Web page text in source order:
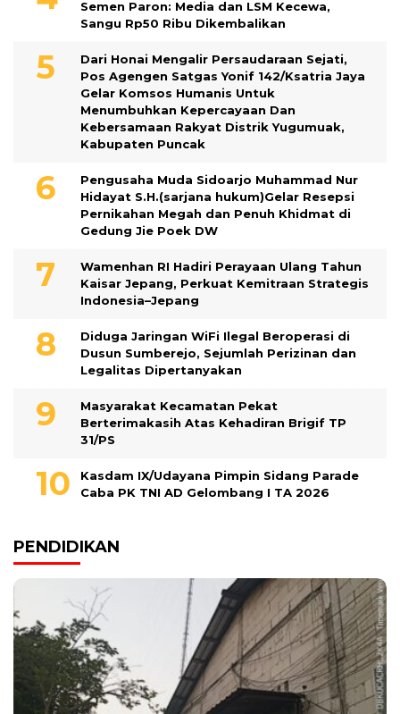
Semen Paron: Media dan LSM Kecewa,
Sangu Rp50 Ribu Dikembalikan
Dari Honai Mengalir Persaudaraan Sejati,
Pos Agengen Satgas Yonif 142/Ksatria Jaya
Gelar Komsos Humanis Untuk
Menumbuhkan Kepercayaan Dan
Kebersamaan Rakyat Distrik Yugumuak,
Kabupaten Puncak
Pengusaha Muda Sidoarjo Muhammad Nur
Hidayat S.H.(sarjana hukum)Gelar Resepsi
Pernikahan Megah dan Penuh Khidmat di
Gedung Jie Poek DW
Wamenhan RI Hadiri Perayaan Ulang Tahun
Kaisar Jepang, Perkuat Kemitraan Strategis
Indonesia–Jepang
Diduga Jaringan WiFi Ilegal Beroperasi di
Dusun Sumberejo, Sejumlah Perizinan dan
Legalitas Dipertanyakan
Masyarakat Kecamatan Pekat
Berterimakasih Atas Kehadiran Brigif TP
31/PS
Kasdam IX/Udayana Pimpin Sidang Parade
Caba PK TNI AD Gelombang I TA 2026
PENDIDIKAN